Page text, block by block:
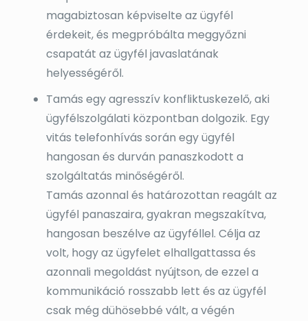
magabiztosan képviselte az ügyfél
érdekeit, és megpróbálta meggyőzni
csapatát az ügyfél javaslatának
helyességéről.
Tamás egy agresszív konfliktuskezelő, aki
ügyfélszolgálati központban dolgozik. Egy
vitás telefonhívás során egy ügyfél
hangosan és durván panaszkodott a
szolgáltatás minőségéről.
Tamás azonnal és határozottan reagált az
ügyfél panaszaira, gyakran megszakítva,
hangosan beszélve az ügyféllel. Célja az
volt, hogy az ügyfelet elhallgattassa és
azonnali megoldást nyújtson, de ezzel a
kommunikáció rosszabb lett és az ügyfél
csak még dühösebbé vált, a végén